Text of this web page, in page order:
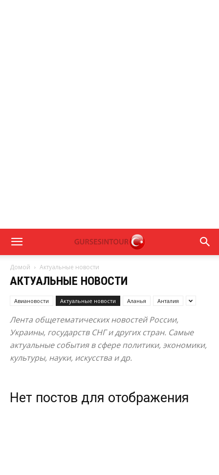
Домой Актуальные новости
АКТУАЛЬНЫЕ НОВОСТИ
Авиановости Актуальные новости Аланья Анталия
Лента общетематических новостей России,
Украины, государств СНГ и других стран. Самые
актуальные события в сфере политики, экономики,
культуры, науки, искусства и др.
Нет постов для отображения